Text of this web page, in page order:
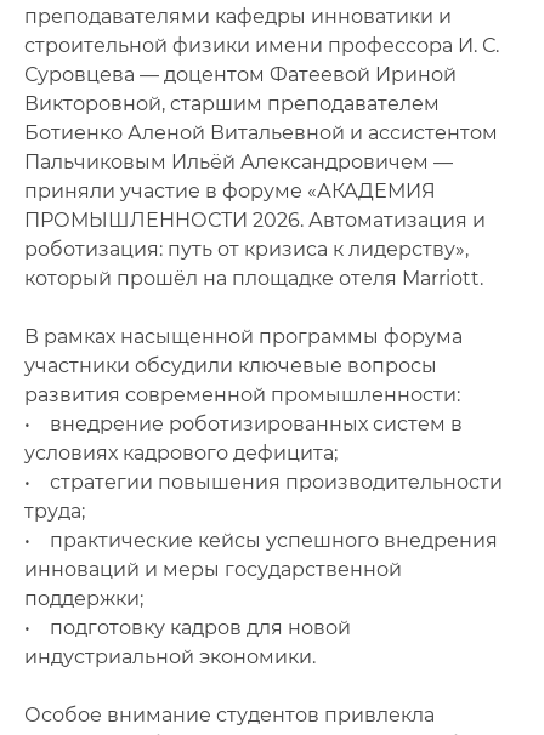
преподавателями кафедры инноватики и
строительной физики имени профессора И. С.
Суровцева — доцентом Фатеевой Ириной
Викторовной, старшим преподавателем
Ботиенко Аленой Витальевной и ассистентом
Пальчиковым Ильёй Александровичем —
приняли участие в форуме «АКАДЕМИЯ
ПРОМЫШЛЕННОСТИ 2026. Автоматизация и
роботизация: путь от кризиса к лидерству»,
который прошёл на площадке отеля Marriott.
В рамках насыщенной программы форума
участники обсудили ключевые вопросы
развития современной промышленности:
• внедрение роботизированных систем в
условиях кадрового дефицита;
• стратегии повышения производительности
труда;
• практические кейсы успешного внедрения
инноваций и меры государственной
поддержки;
• подготовку кадров для новой
индустриальной экономики.
Особое внимание студентов привлекла